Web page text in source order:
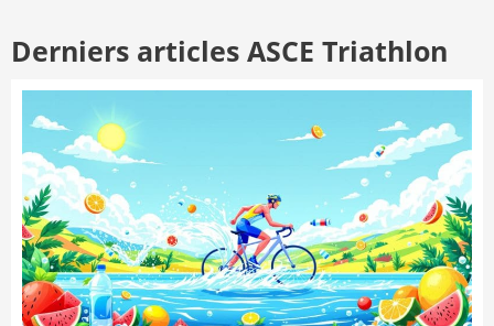
Derniers articles ASCE Triathlon